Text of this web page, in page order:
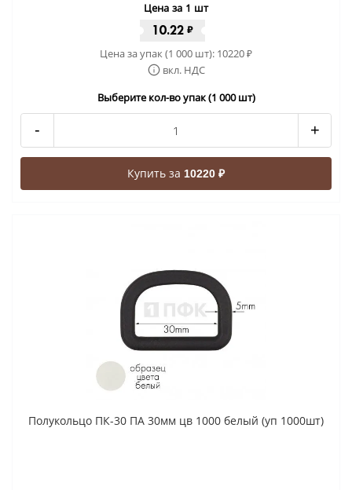
Цена за 1 шт
10.22 ₽
Цена за упак (1 000 шт): 10220₽
вкл. НДС
Выберите кол-во упак (1 000 шт)
- +
Купить за 10220 ₽
Полукольцо ПК-30 ПА 30мм цв 1000 белый (уп 1000шт)